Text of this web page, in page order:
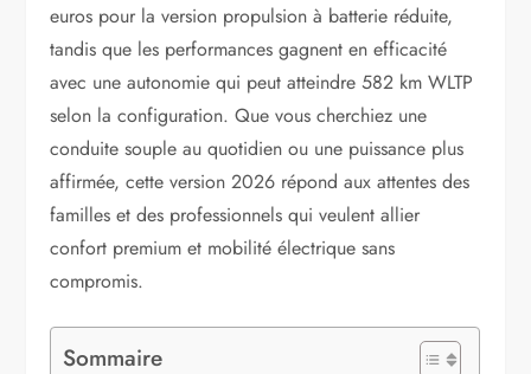
euros pour la version propulsion à batterie réduite,
tandis que les performances gagnent en efficacité
avec une autonomie qui peut atteindre 582 km WLTP
selon la configuration. Que vous cherchiez une
conduite souple au quotidien ou une puissance plus
affirmée, cette version 2026 répond aux attentes des
familles et des professionnels qui veulent allier
confort premium et mobilité électrique sans
compromis.
Sommaire